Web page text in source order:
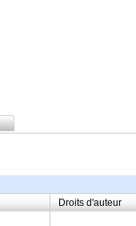
Droits d'auteur